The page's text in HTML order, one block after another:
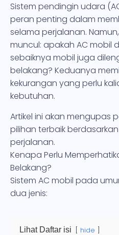
Sistem pendingin udara
peran penting dalam
selama perjalanan.
muncul: apakah AC mobil
sebaiknya mobil juga
belakang? Keduanya
kekurangan yang perlu
kebutuhan.
Artikel ini akan mengupas
pilihan terbaik
perjalanan.
Kenapa Perlu
Belakang?
Sistem AC mobil pada
dua jenis:
Lihat Daftar isi hide